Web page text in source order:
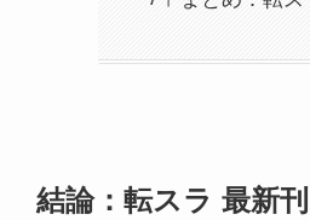
結論：転スラ 最新